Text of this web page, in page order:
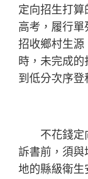
定向招生打
高考，履行
招收鄉村生
時，未完成
到低分次序登
不花錢定向
訴書前，須
地的縣級衛